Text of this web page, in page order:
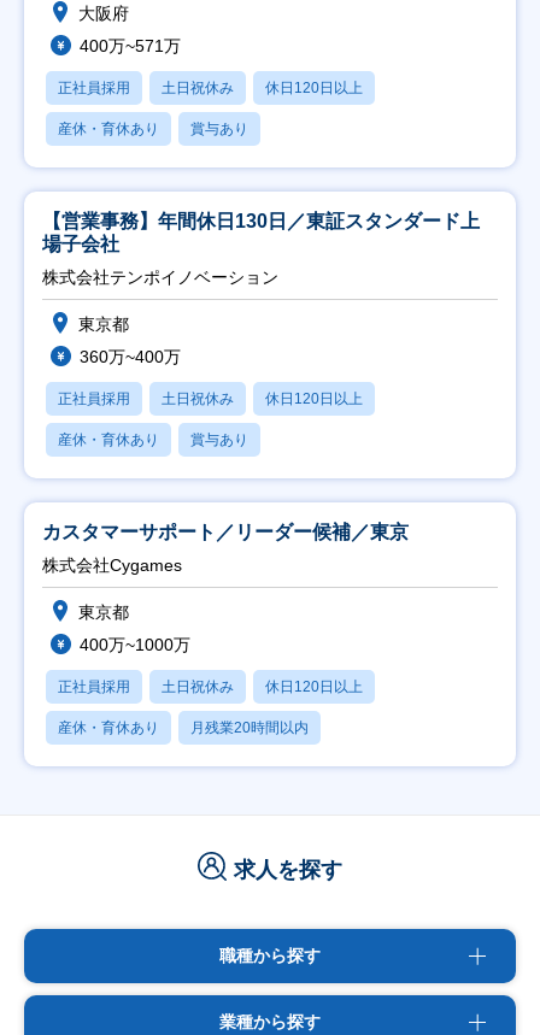
大阪府
400万~571万
正社員採用 土日祝休み 休日120日以上
産休・育休あり 賞与あり
【営業事務】年間休日130日／東証スタンダード上
場子会社
株式会社テンポイノベーション
東京都
360万~400万
正社員採用 土日祝休み 休日120日以上
産休・育休あり 賞与あり
カスタマーサポート／リーダー候補／東京
株式会社Cygames
東京都
400万~1000万
正社員採用 土日祝休み 休日120日以上
産休・育休あり 月残業20時間以内
求人を探す
職種から探す
業種から探す